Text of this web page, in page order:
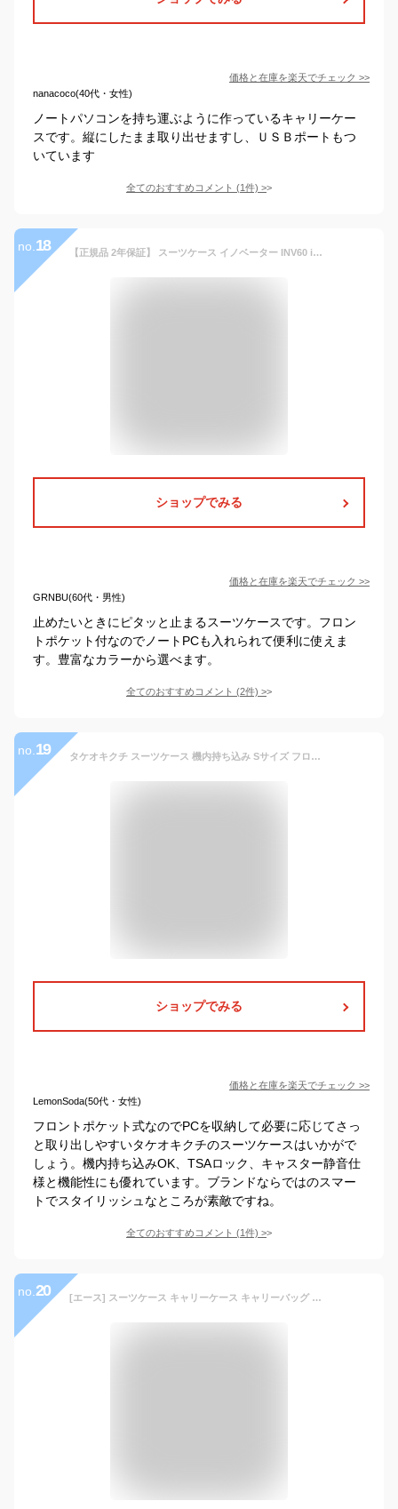
価格と在庫を楽天でチェック >>
nanacoco(40代・女性)
ノートパソコンを持ち運ぶように作っているキャリーケー
スです。縦にしたまま取り出せますし、ＵＳＢポートもつ
いています
全てのおすすめコメント (1件) >
no. 18 【正規品 2年保証】 スーツケース イノベーター INV60 innovator TSAロック Mサイズ 5泊 6泊 62L 4輪 軽量 ジッパー レディース メンズ ファスナー 国内旅行 修学旅行 トラベル キャリーケース サイレントキャスター ハード PC収納
ショップでみる
価格と在庫を楽天でチェック >>
GRNBU(60代・男性)
止めたいときにピタッと止まるスーツケースです。フロン
トポケット付なのでノートPCも入れられて便利に使えま
す。豊富なカラーから選べます。
全てのおすすめコメント (2件) >
no. 19 タケオキクチ スーツケース 機内持ち込み Sサイズ フロントオープン TAKEO KIKUCHI ストッパー付き 前開き hinomotoキャスター PCポケット シティブラック ハード CTY002 キャリーケース 軽量 32L 静音 双輪キャスター 国内旅行 海外旅行 出張 ビジネス 2泊 3泊
ショップでみる
価格と在庫を楽天でチェック >>
LemonSoda(50代・女性)
フロントポケット式なのでPCを収納して必要に応じてさっ
と取り出しやすいタケオキクチのスーツケースはいかがで
しょう。機内持ち込みOK、TSAロック、キャスター静音仕
様と機能性にも優れています。ブランドならではのスマー
トでスタイリッシュなところが素敵ですね。
全てのおすすめコメント (1件) >
no. 20 [エース] スーツケース キャリーケース キャリーバッグ クレスタ 機内持込可 34L 3.1kg 2~3泊 フロントポケット付 13inchPC収納 06315 51 cm ブルー